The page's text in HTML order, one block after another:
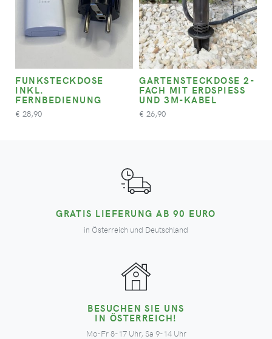
FUNKSTECKDOSE
INKL.
FERNBEDIENUNG
€ 28,90
GARTENSTECKDOSE 2-
FACH MIT ERDSPIESS U
ND 3M-KABEL
€ 26,90
GRATIS LIEFERUNG AB 90 EURO
in Österreich und Deutschland
BESUCHEN SIE UNS
IN ÖSTERREICH!
Mo-Fr 8-17 Uhr, Sa 9-14 Uhr